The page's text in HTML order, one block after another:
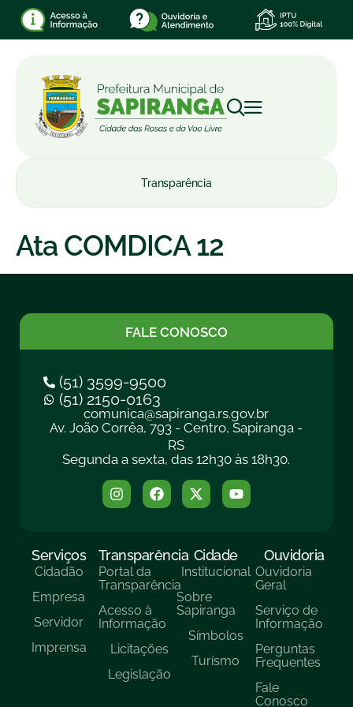
Transparência
Ata COMDICA 12
FALE CONOSCO
(51) 3599-9500
(51) 2150-0163
comunica@sapiranga.rs.gov.br
Av. João Corrêa, 793 - Centro, Sapiranga -
RS
Segunda a sexta, das 12h30 às 18h30.
Serviços
Cidadão
Empresa
Servidor
Imprensa
Transparência
Portal da
Transparência
Acesso à
Informação
Licitações
Legislação
Cidade
Institucional
Sobre
Sapiranga
Símbolos
Turísmo
Ouvidoria
Ouvidoria
Geral
Serviço de
Informação
Perguntas
Frequentes
Fale
Conosco